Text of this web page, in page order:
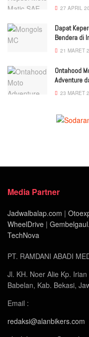
27 APRIL
Dapat
Bendera di
21 MARET
Ontahood
Adventure
23 MARET
Media Partner
Jadwalbalap.com |
WheelDrive |
TechNova
PT. RAMDANI ABADI
Jl. KH. Noer Alie Kp.
Babelan, Kab. Bekasi,
Email :
redaksi@alanbikers.com